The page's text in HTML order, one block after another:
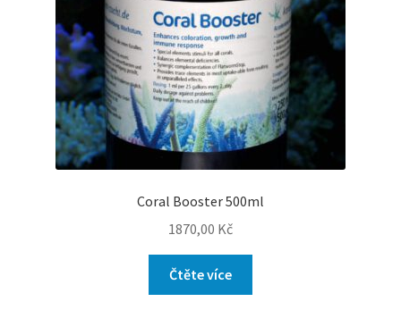
Coral Booster 500ml
1870,00 Kč
Čtěte více